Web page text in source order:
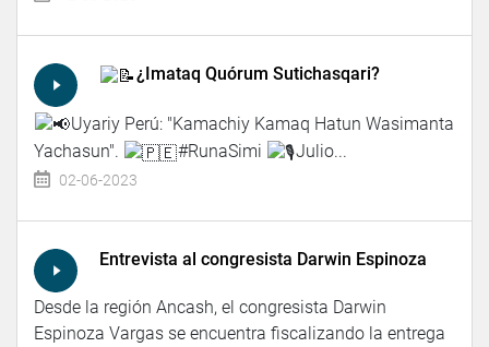
¿Imataq Quórum Sutichasqari?
Uyariy Perú: "Kamachiy Kamaq Hatun Wasimanta
Yachasun".
#RunaSimi Julio...
02-06-2023
Entrevista al congresista Darwin Espinoza
Desde la región Ancash, el congresista Darwin
Espinoza Vargas se encuentra fiscalizando la entrega